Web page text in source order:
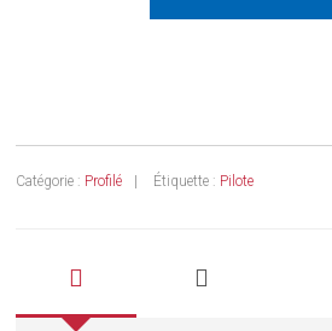
Catégorie : Profilé Étiquette : Pilote